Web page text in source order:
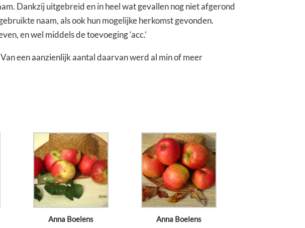
Dankzij uitgebreid en in heel wat gevallen nog niet afgerond
naam, als ook hun mogelijke herkomst gevonden.
en wel middels de toevoeging ‘acc.’
Van een aanzienlijk aantal daarvan werd al min of meer
Anna Boelens Anna Boelens